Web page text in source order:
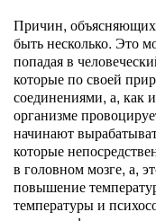
Причин, объясняющих
быть несколько. Это
попадая в
которые по своей
соединениями, а, как
организме
начинают
которые
в головном мозге, а,
повышение
температуры и